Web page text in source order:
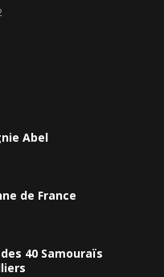
Abel
de France
40 Samouraïs